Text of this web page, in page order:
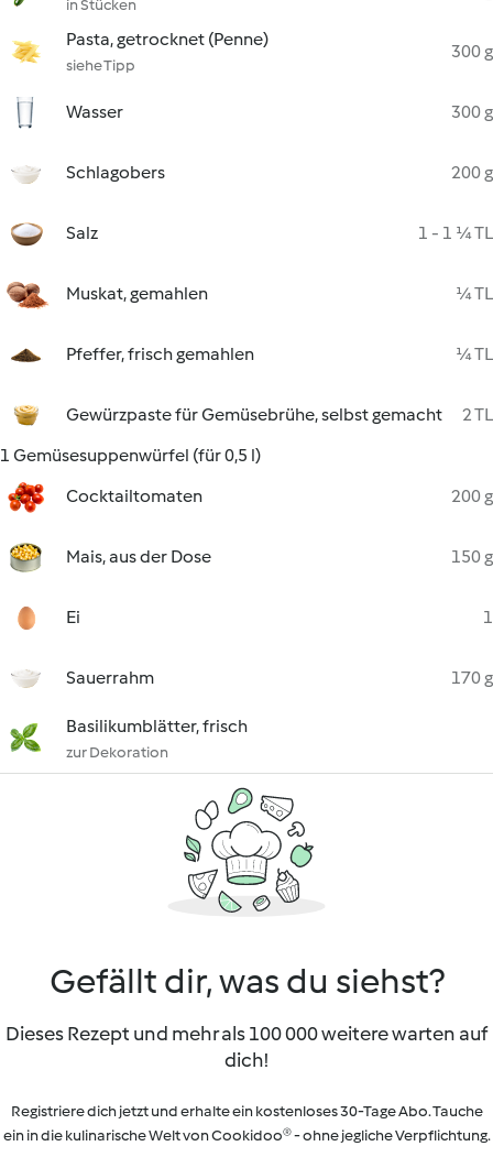
in Stücken
Pasta, getrocknet (Penne)
siehe Tipp
300 g
Wasser 300 g
Schlagobers 200 g
Salz 1 - 1 ¼ TL
Muskat, gemahlen ¼ TL
Pfeffer, frisch gemahlen ¼ TL
Gewürzpaste für Gemüsebrühe, selbst gemacht
2 TL
1 Gemüsesuppenwürfel (für 0,5 l)
Cocktailtomaten
200 g
Mais, aus der Dose 150 g
Ei 1
Sauerrahm 170 g
Basilikumblätter, frisch
zur Dekoration
Gefällt dir, was du siehst?
Dieses Rezept und mehr als 100 000 weitere warten auf
dich!
Registriere dich jetzt und erhalte ein kostenloses 30-Tage Abo. Tauche
ein in die kulinarische Welt von Cookidoo® - ohne jegliche Verpflichtung.